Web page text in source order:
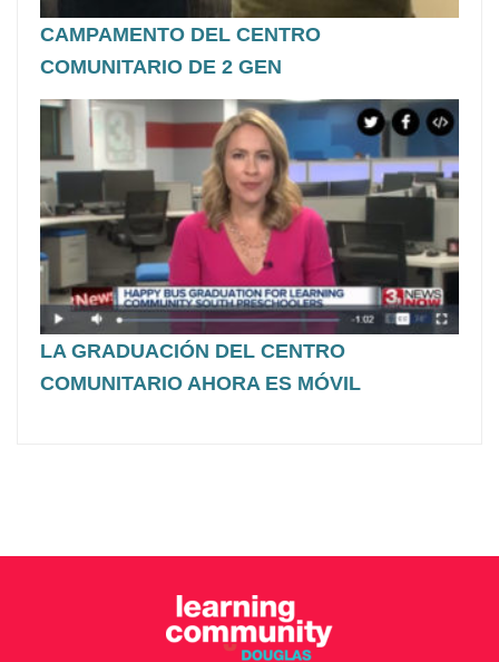
CAMPAMENTO DEL CENTRO
COMUNITARIO DE 2 GEN
LA GRADUACIÓN DEL CENTRO
COMUNITARIO AHORA ES MÓVIL